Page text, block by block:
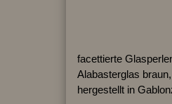
facettierte
Alabasterglas braun,
hergestellt in